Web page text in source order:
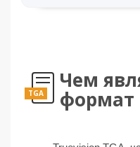
TGA
Чем
формат